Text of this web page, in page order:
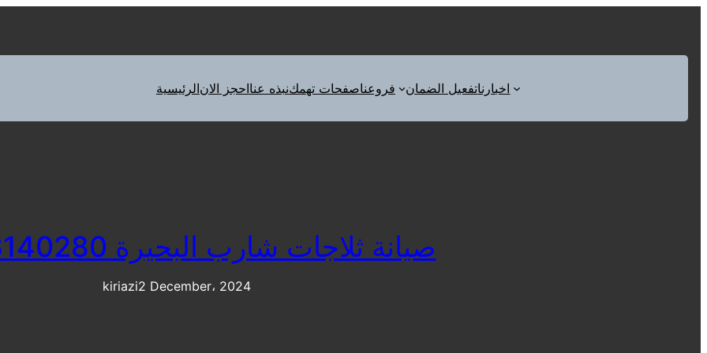
الرئيسيةاحجز الاننبذه عناصفحات تهمكفروعنا تفعيل الضماناخبارنا
صيانة ثلاجات شارب البحيرة 01023140280
kiriazi2 December، 2024